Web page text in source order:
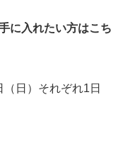
に入れたい方はこち
日）それぞれ1日